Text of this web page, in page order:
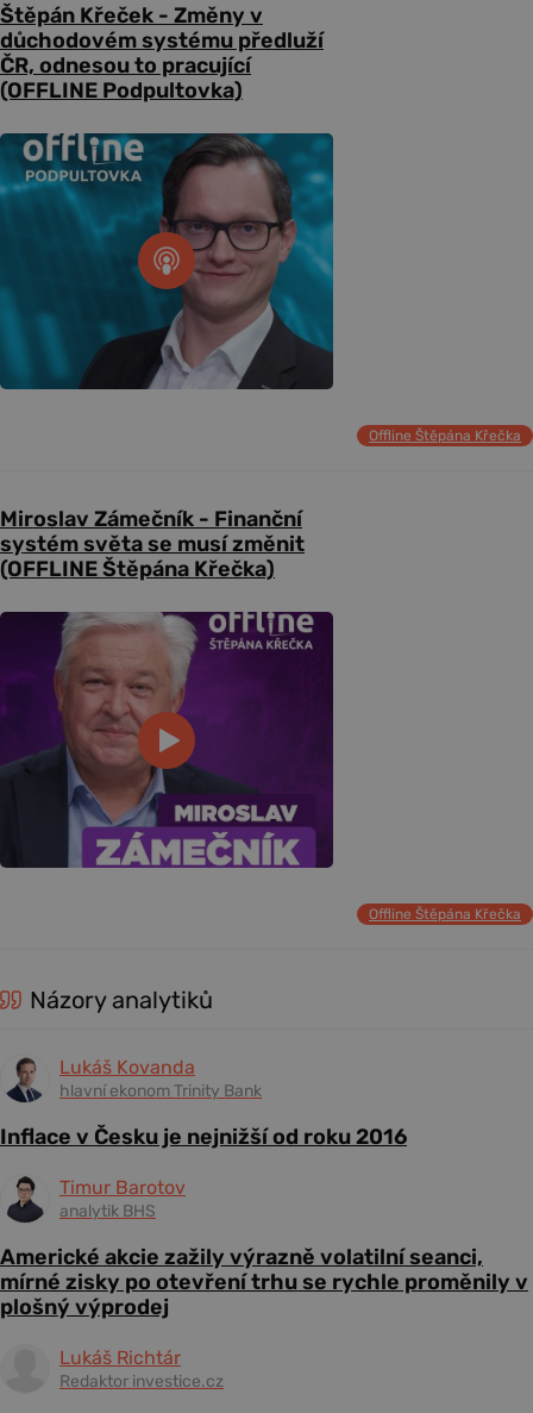
Štěpán Křeček - Změny v
důchodovém systému předluží
ČR, odnesou to pracující
(OFFLINE Podpultovka)
Offline Štěpána Křečka
Miroslav Zámečník - Finanční
systém světa se musí změnit
(OFFLINE Štěpána Křečka)
Offline Štěpána Křečka
Názory analytiků
Lukáš Kovanda
hlavní ekonom Trinity Bank
Inflace v Česku je nejnižší od roku 2016
Timur Barotov
analytik BHS
Americké akcie zažily výrazně volatilní seanci,
mírné zisky po otevření trhu se rychle proměnily v
plošný výprodej
Lukáš Richtár
Redaktor investice.cz